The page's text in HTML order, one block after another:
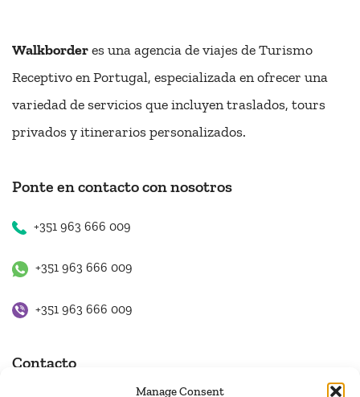
Manage Consent
Walkborderes una agencia de viajes de Turismo
Receptivo en Portugal, especializada en ofrecer una
variedad de servicios que incluyen traslados, tours
privados y itinerarios personalizados.
Ponte en contacto con nosotros
+351 963 666 009
+351 963 666 009
+351 963 666 009
Contacto